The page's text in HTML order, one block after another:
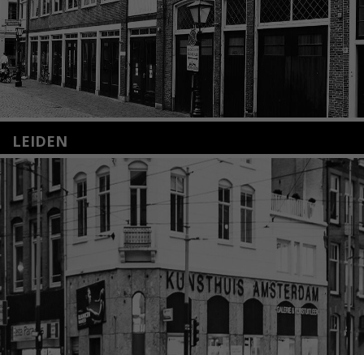
LEIDEN
Nieuwstraat 35
2312 KA Leiden
+31(0)71 – 52 84 480
info@kunsthuisleiden.nl
Lees meer